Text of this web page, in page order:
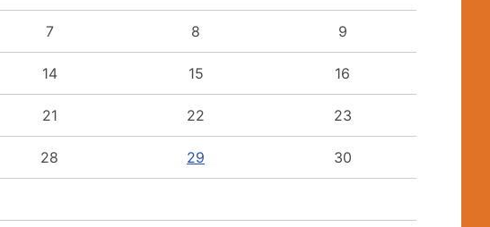
7 8 9
14 15 16
21 22 23
28 29 30